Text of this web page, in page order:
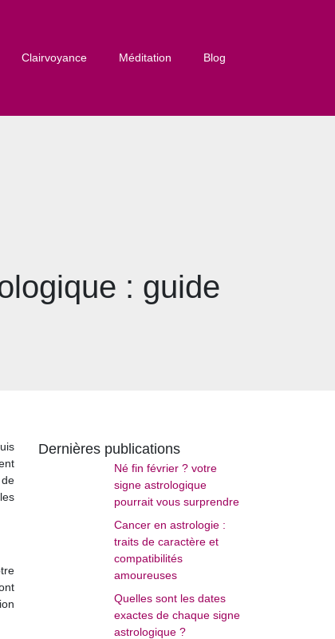
Clairvoyance Méditation Blog
: guide
Dernières publications
Né fin février ? votre
signe astrologique
pourrait vous surprendre
Cancer en astrologie :
traits de caractère et
compatibilités
amoureuses
Quelles sont les dates
exactes de chaque signe
astrologique ?